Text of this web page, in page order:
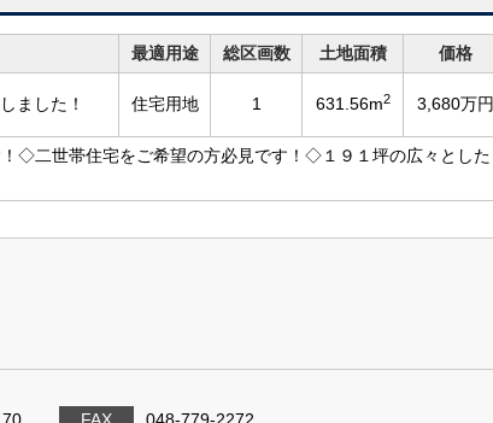
最適用途 総区画数 土地面積
価格
ました！ 住宅用地 1 631.56m2 3,680万円
◇二世帯住宅をご希望の方必見です！◇１９１坪の広々とした